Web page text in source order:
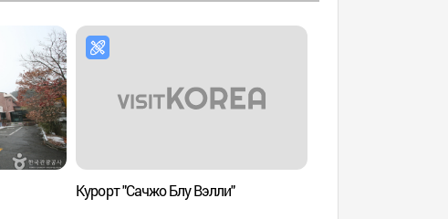
Курорт "Сачжо Блу Вэлли"